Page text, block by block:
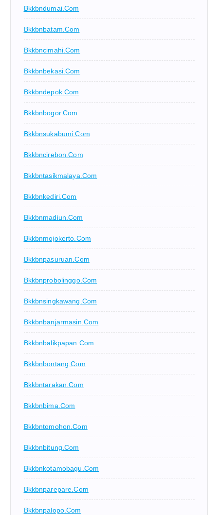
Bkkbndumai.com
Bkkbnbatam.com
Bkkbncimahi.com
Bkkbnbekasi.com
Bkkbndepok.com
Bkkbnbogor.com
Bkkbnsukabumi.com
Bkkbncirebon.com
Bkkbntasikmalaya.com
Bkkbnkediri.com
Bkkbnmadiun.com
Bkkbnmojokerto.com
Bkkbnpasuruan.com
Bkkbnprobolinggo.com
Bkkbnsingkawang.com
Bkkbnbanjarmasin.com
Bkkbnbalikpapan.com
Bkkbnbontang.com
Bkkbntarakan.com
Bkkbnbima.com
Bkkbntomohon.com
Bkkbnbitung.com
Bkkbnkotamobagu.com
Bkkbnparepare.com
Bkkbnpalopo.com